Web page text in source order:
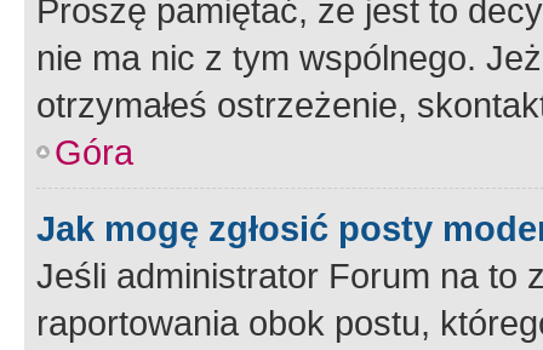
Proszę pamiętać, że jest to
nie ma nic z tym wspólnego.
otrzymałeś ostrzeżenie,
Góra
Jak mogę zgłosić posty
Jeśli administrator Forum na to
raportowania obok postu,